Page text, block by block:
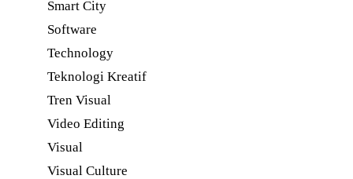
Smart City
Software
Technology
Teknologi Kreatif
Tren Visual
Video Editing
Visual
Visual Culture